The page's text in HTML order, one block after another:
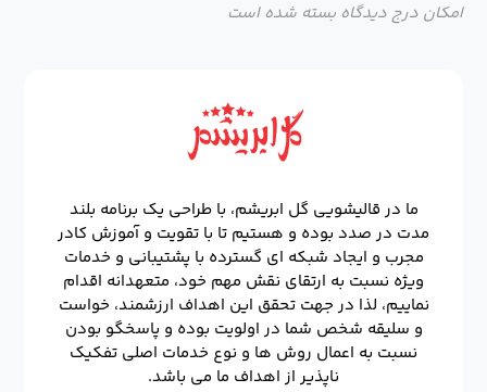
امکان درج دیدگاه بسته شده است
ما در قالیشویی گل ابریشم، با طراحی یک برنامه بلند
مدت در صدد بوده و هستیم تا با تقویت و آموزش کادر
مجرب و ایجاد شبکه ای گسترده با پشتیبانی و خدمات
ویژه نسبت به ارتقای نقش مهم خود، متعهدانه اقدام
نماییم، لذا در جهت تحقق این اهداف ارزشمند، خواست
و سلیقه شخص شما در اولویت بوده و پاسخگو بودن
نسبت به اعمال روش ها و نوع خدمات اصلی تفکیک
ناپذیر از اهداف ما می باشد.